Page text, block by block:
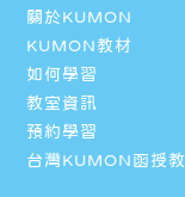
關於KUMON
KUMON教材
如何學習
教室資訊
預約學習
台灣KUMON函授